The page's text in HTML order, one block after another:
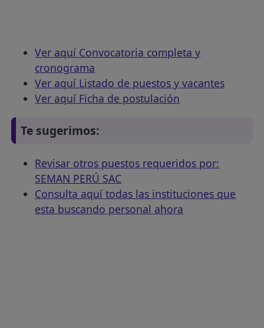
Ver aquí Convocatoria completa y
cronograma
Ver aquí Listado de puestos y vacantes
Ver aquí Ficha de postulación
Te sugerimos:
Revisar otros puestos requeridos por:
SEMAN PERÚ SAC
Consulta aquí todas las instituciones que
esta buscando personal ahora